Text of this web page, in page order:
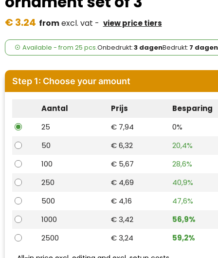
Fresh 'n Rebel
GolfOriginals
James Harvest
Kingcap
MyKit
Ocean Bottle
Parker
Waterman
€ 3.24 fromexcl. vat - view price tiers
Available - from 25 pcs.Onbedrukt:3 dagenBedrukt: 7 dagen
Step 1: Choose your amount
Aantal Prijs
Besparing
25
€ 7,94
0%
50
€ 6,32
20,4%
100
€ 5,67
28,6%
250
€ 4,69
40,9%
500
€ 4,16
47,6%
1000
€ 3,42
56,9%
2500
€ 3,24 59,2%